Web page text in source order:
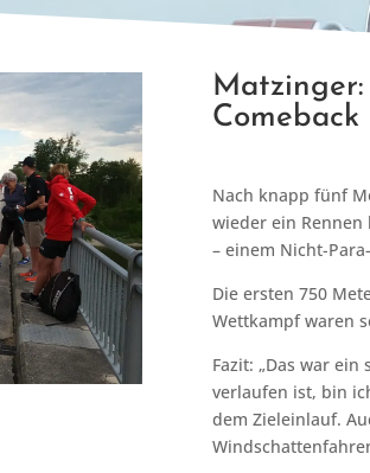
Comeback
Nach knapp fünf
wieder ein
– einem Nicht-
Die ersten 750
Wettkampf waren
Fazit: „Das war
verlaufen ist, bin
dem Zieleinlauf.